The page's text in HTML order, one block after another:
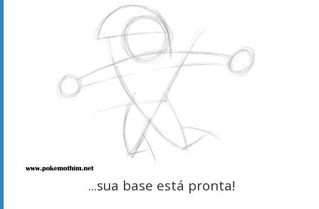
...sua base está pronta!